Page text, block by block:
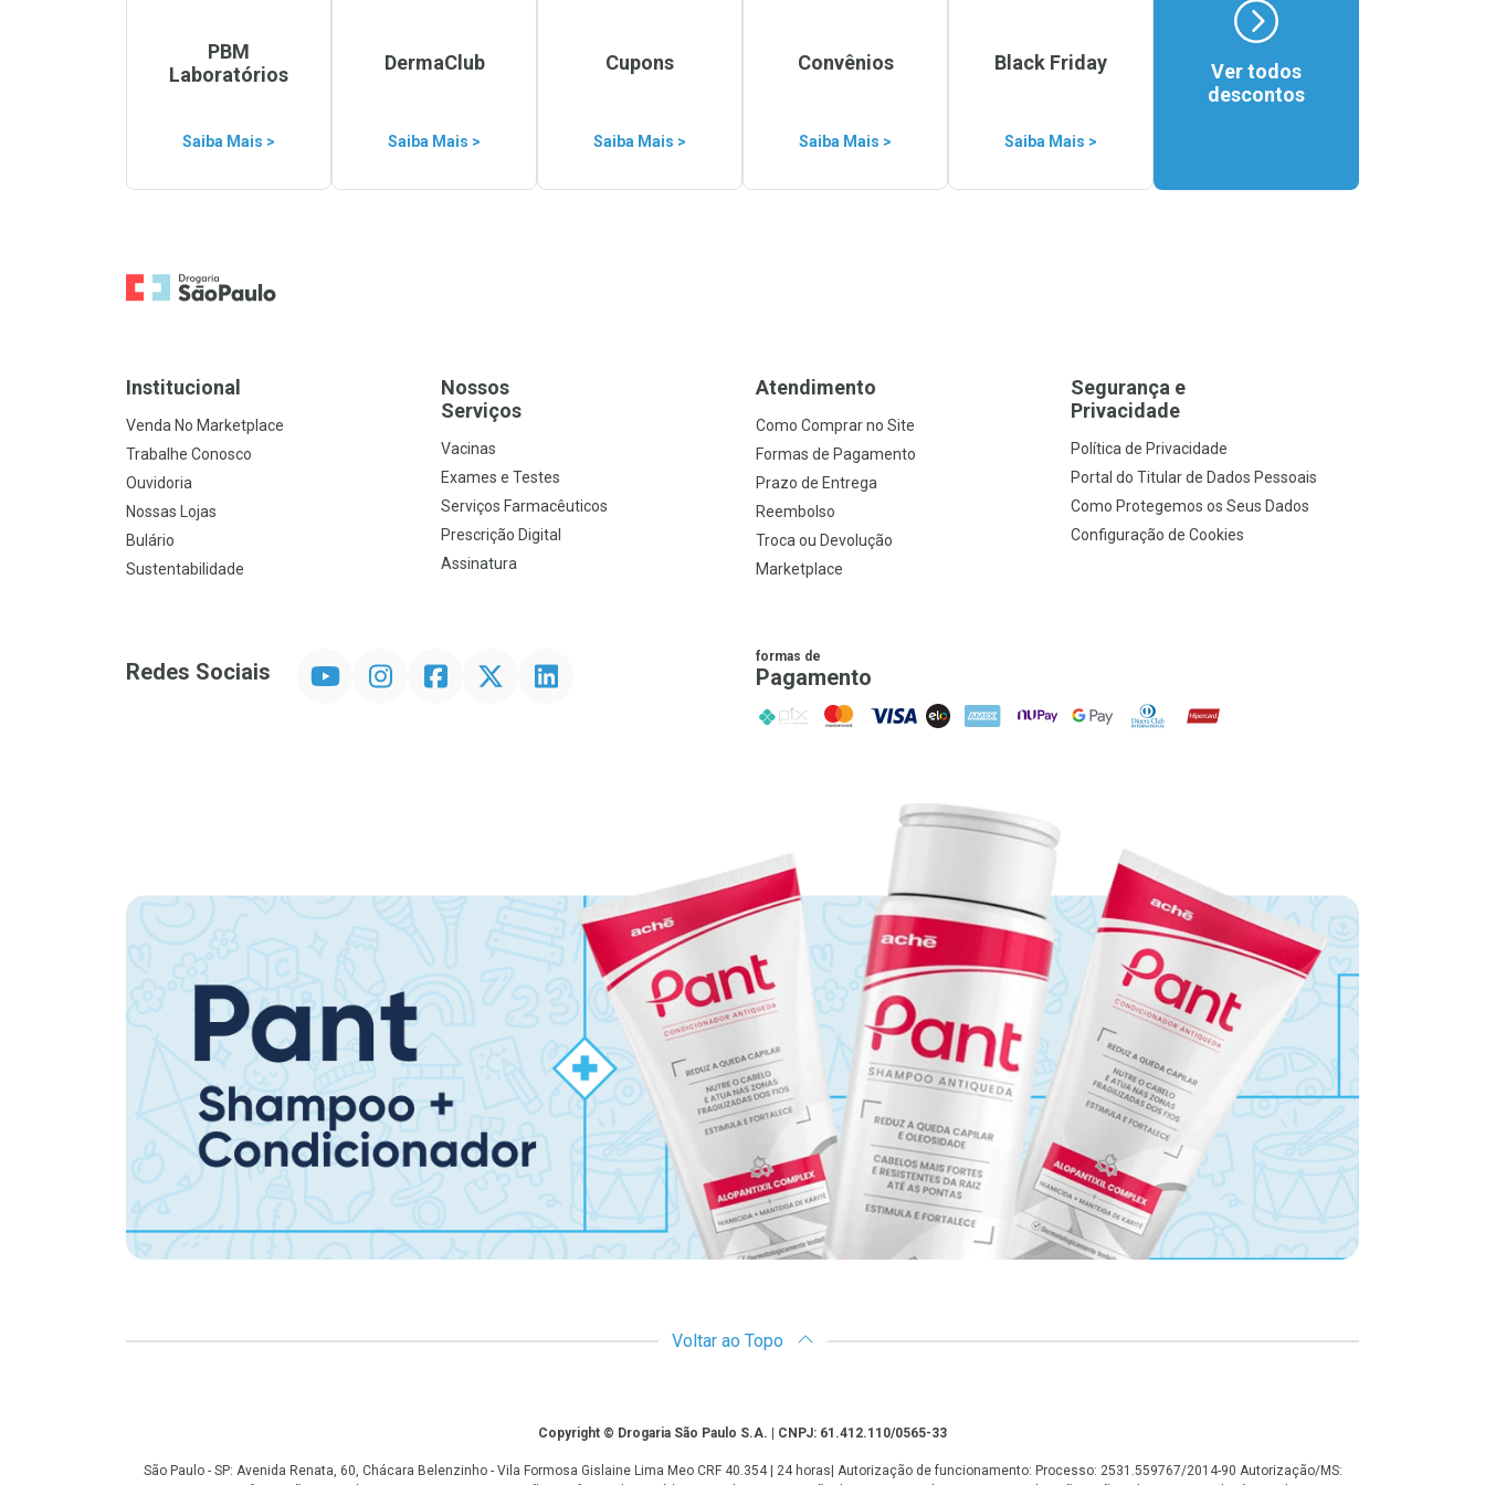
PBM
Laboratórios
Saiba Mais >
DermaClub
Saiba Mais >
Cupons
Saiba Mais >
Convênios
Saiba Mais >
Black Friday
Saiba Mais >
Ver todos
descontos
Ir para a Home
Institucional
Venda No Marketplace
Trabalhe Conosco
Ouvidoria
Nossas Lojas
Bulário
Sustentabilidade
Nossos
Serviços
Vacinas
Exames e Testes
Serviços Farmacêuticos
Prescrição Digital
Assinatura
Atendimento
Como Comprar no Site
Formas de Pagamento
Prazo de Entrega
Reembolso
Troca ou Devolução
Marketplace
Segurança e
Privacidade
Política de Privacidade
Portal do Titular de Dados Pessoais
Como Protegemos os Seus Dados
Configuração de Cookies
Redes Sociais InstagramFacebookTwitter Linkedin formas de
Pagamento
PIX MasterCard
VISA ELO AMEX NuPay Google PayDiners ClubHipercard
Voltar ao Topo
Copyright © Drogaria São Paulo S.A. | CNPJ: 61.412.110/0565-33
São Paulo - SP: Avenida Renata, 60, Chácara Belenzinho - Vila Formosa Gislaine Lima Meo CRF 40.354 | 24 horas| Autorização de funcionamento: Processo: 2531.559767/2014-90 Autorização/MS: